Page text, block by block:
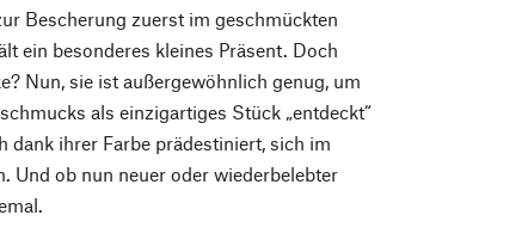
Bescherung zuerst im geschmückten
ein besonderes kleines Präsent. Doch
Nun, sie ist außergewöhnlich genug, um
als einzigartiges Stück „entdeckt“
dank ihrer Farbe prädestiniert, sich im
Und ob nun neuer oder wiederbelebter